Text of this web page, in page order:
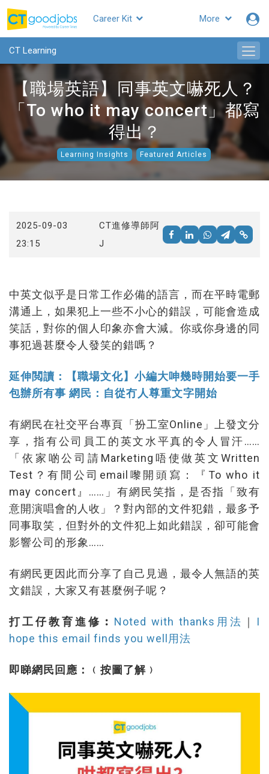
More
CTgoodjobs
Career Kit
CT Learning
【職場英語】同事英文嚇死人？
「To who it may concert」都寫
得出？
Learning Insights Featured Articles
2025-09-03
23:15
CT進修導師阿
J
中英文似乎是日常工作必備的語言，而在平時電郵
溝通上，如果犯上一些不小心的錯誤，可能會造成
笑話，對你的個人印象亦會大減。你或你身邊的同
事犯過甚麼令人發笑的錯嗎？
延伸閲讀：【職場文化】小編大呻幾時開始要一手
包辦所有事 網民：自從冇人尊重文字開始
有網民在社交平台專頁「扮工室Online」上發文分
享，指有公司員工的英文水平真的令人冒汗……
「依家啲公司請Marketing唔使做英文Written
Test？有間公司email嚟開頭寫：『To who it
may concert』……」有網民笑指，是否指「致有
意開演唱會的人收」？對內部的文件犯錯，最多予
同事取笑，但對外的文件犯上如此錯誤，卻可能會
影響公司的形象……
有網民更因此而分享了自己見過，最令人無語的英
文錯誤，大家又有甚麼例子呢？
打工仔教育進修︰ Noted with thanks用法 ｜ I
hope this email finds you well用法
即睇網民回應：﹙按圖了解﹚